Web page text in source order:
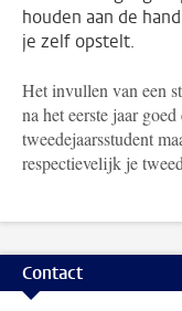
houden aan de
je zelf opstelt.
Het invullen van een
na het eerste jaar
tweedejaarsstudent
respectievelijk je
Contact